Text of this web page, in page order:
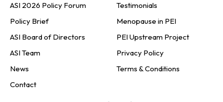
ASI 2026 Policy Forum
Policy Brief
ASI Board of Directors
ASI Team
News
Contact
Testimonials
Menopause in PEI
PEI Upstream Project
Privacy Policy
Terms & Conditions